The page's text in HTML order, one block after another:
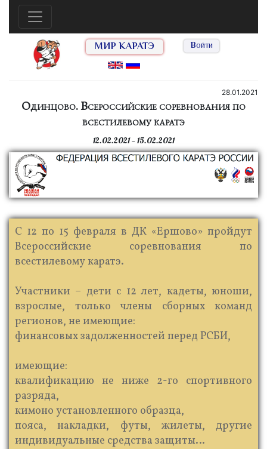
МИР КАРАТЭ Войти
28.01.2021
Одинцово. Всероссийские соревнования по
всестилевому каратэ
12.02.2021 — 15.02.2021
С 12 по 15 февраля в ДК «Ершово» пройдут
Всероссийские соревнования по
всестилевому каратэ.
Участники – дети с 12 лет, кадеты, юноши,
взрослые, только члены сборных команд
регионов, не имеющие:
финансовых задолженностей перед РСБИ,
​ имеющие:
квалификацию не ниже 2-го спортивного
разряда,
кимоно установленного образца,
пояса, накладки, футы, жилеты, другие
индивидуальные средства защиты…